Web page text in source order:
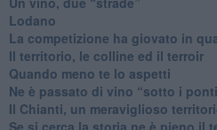
Lodano
​La competizione ha giovato in
Il territorio, le colline ed il terroir
Quando meno te lo aspetti
​Ne è passato di vino “sotto i
​Il Chianti, un meraviglioso
​Se si cerca la storia ne è pieno il